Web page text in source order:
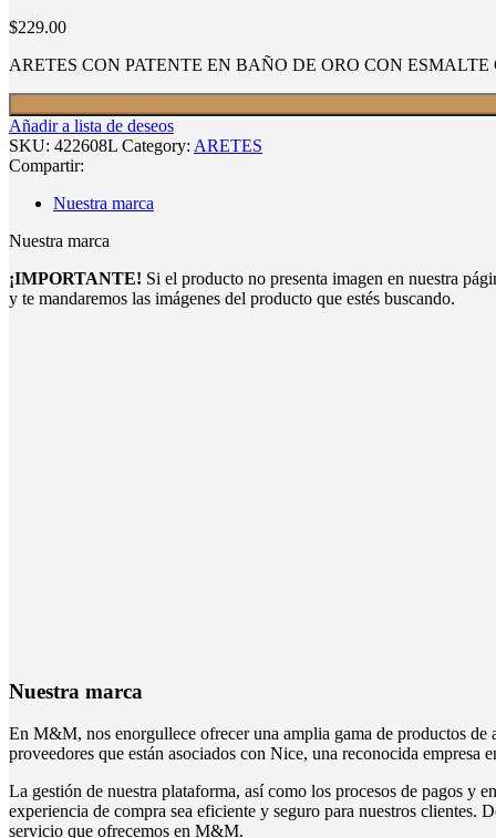
$229.00
ARETES CON PATENTE EN BAÑO DE ORO CON ESMALTE
Añadir a lista de deseos
SKU: 422608L Category: ARETES
Compartir:
Nuestra marca
Nuestra marca
¡IMPORTANTE! Si el producto no presenta imagen en nuestra
y te mandaremos las imágenes del producto que estés buscando.
Nuestra marca
En M&M, nos enorgullece ofrecer una amplia gama de productos
proveedores que están asociados con Nice, una reconocida empresa
La gestión de nuestra plataforma, así como los procesos de pagos y
experiencia de compra sea eficiente y seguro para nuestros clientes.
servicio que ofrecemos en M&M.